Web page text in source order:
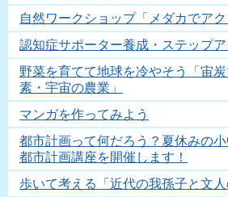
自然ワークショップ「メダカでアク
認知症サポーター養成・ステップ
野菜を育てて地球を冷やそう「宙
素・宇宙の農業」
マンガを作ってみよう
都市計画って何だろう？夏休みの
都市計画講座を開催します！
歩いて考える「近代の我孫子と文人